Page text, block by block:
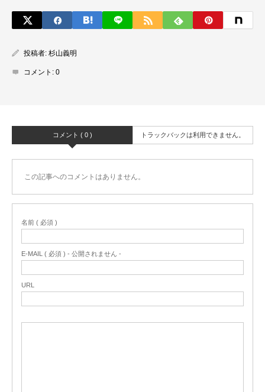
投稿者: 杉山義明
コメント: 0
コメント ( 0 ) トラックバックは利用できません。
この記事へのコメントはありません。
名前 ( 必須 )
E-MAIL ( 必須 ) - 公開されません -
URL